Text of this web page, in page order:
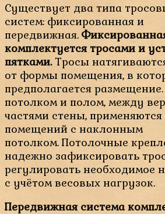
Существует два типа
систем: фиксированная и
передвижная.
комплектуется тросами и
пятками.Тросы
от формы помещения, в
предполагается
потолком и полом, между
частями стены,
помещений с наклонным
потолком. Потолочные
надежно зафиксировать
регулировать необходимое
с учётом весовых нагрузок.
Передвижная система